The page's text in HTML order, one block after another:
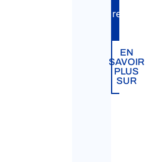
requis.
EN
SAVOIR
PLUS
SUR